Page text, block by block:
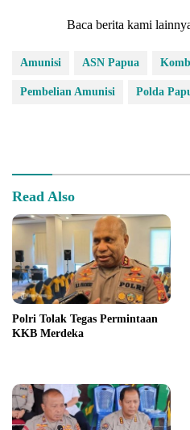
Baca berita kami
Amunisi ASN Papua
Pembelian Amunisi Polda
Read Also
Polri Tolak Tegas Permintaan
KKB Merdeka